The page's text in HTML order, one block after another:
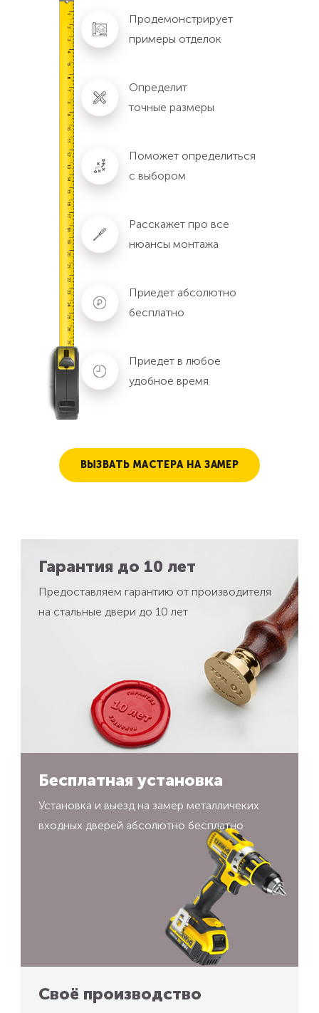
Продемонстрирует
примеры отделок
Определит
точные размеры
Поможет определиться
с выбором
Расскажет про все
нюансы монтажа
Приедет абсолютно
бесплатно
Приедет в любое
удобное время
ВЫЗВАТЬ МАСТЕРА НА ЗАМЕР
Гарантия до 10 лет
Предоставляем гарантию от производителя
на стальные двери до 10 лет
Бесплатная установка
Установка и выезд на замер металличеких
входных дверей абсолютно бесплатно
Своё производство